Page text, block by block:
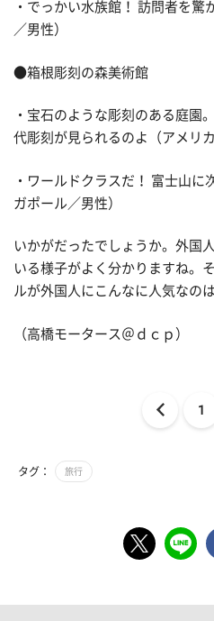
・でっかい水族館！ 訪問者を驚
／男性）
●箱根彫刻の森美術館
・宝石のような彫刻のある庭園
代彫刻が見られるのよ（アメリカ
・ワールドクラスだ！ 富士山に
ガポール／男性）
いかがだったでしょうか。外国
いる様子がよく分かりますね。
ルが外国人にこんなに人気なの
（高橋モータース＠ｄｃｐ）
1
タグ： 旅行